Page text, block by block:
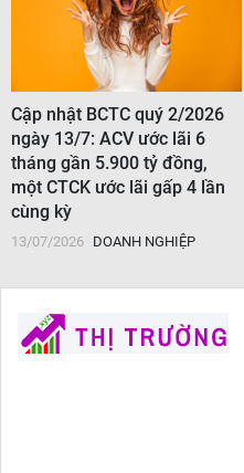
Cập nhật BCTC quý 2/2026
ngày 13/7: ACV ước lãi 6
tháng gần 5.900 tỷ đồng,
một CTCK ước lãi gấp 4 lần
cùng kỳ
13/07/2026 DOANH NGHIỆP